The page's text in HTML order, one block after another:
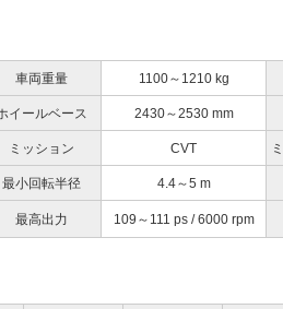
車両重量 1100～1210 kg
イールベース 2430～2530 mm
ミッション CVT
最小回転半径 4.4～5 m
最高出力 109～111 ps / 6000 rpm